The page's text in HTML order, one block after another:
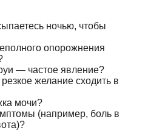
ночью, чтобы
опорожнения
— частое явление?
желание сходить в
мочи?
(например, боль в